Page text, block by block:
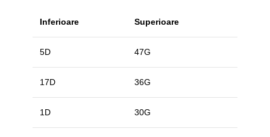
Inferioare Superioare
5D 47G
17D 36G
1D 30G